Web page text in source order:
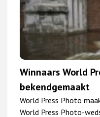
Winnaars World
bekendgemaakt
World Press Photo
World Press Photo-